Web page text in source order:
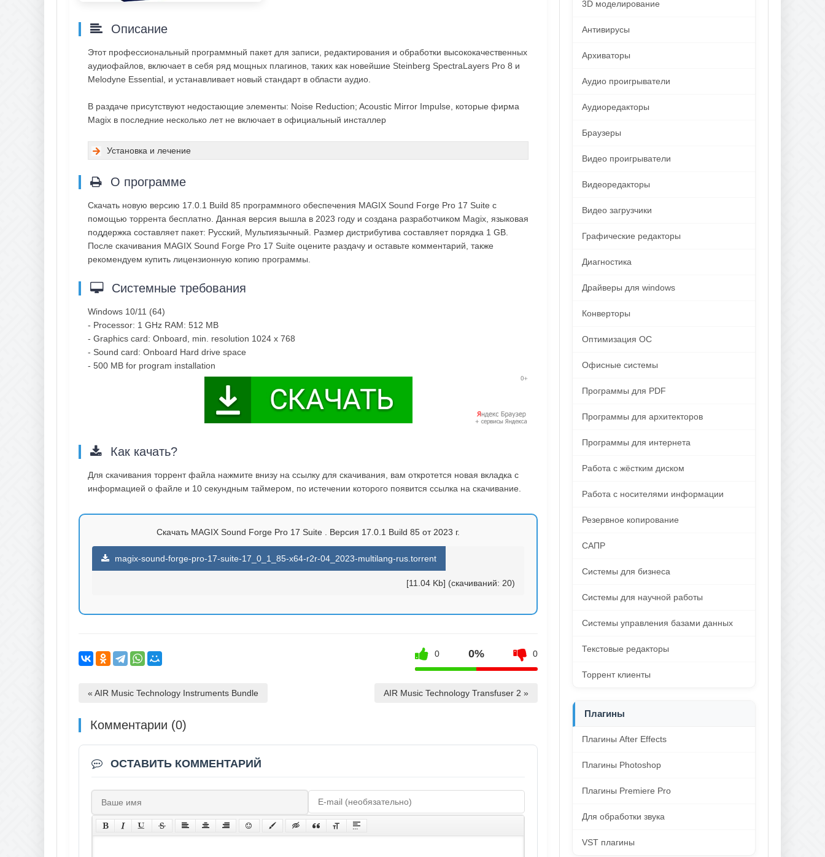
Описание
Этот профессиональный программный пакет для записи, редактирования и обработки высококачественных
аудиофайлов, включает в себя ряд мощных плагинов, таких как новейшие Steinberg SpectraLayers Pro 8 и
Melodyne Essential, и устанавливает новый стандарт в области аудио.
В раздаче присутствуют недостающие элементы: Noise Reduction; Acoustic Mirror Impulse, которые фирма
Magix в последние несколько лет не включает в официальный инсталлер
Установка и лечение
О программе
Скачать новую версию 17.0.1 Build 85 программного обеспечения MAGIX Sound Forge Pro 17 Suite с
помощью торрента бесплатно. Данная версия вышла в 2023 году и создана разработчиком Magix, языковая
поддержка составляет пакет: Русский, Мультиязычный. Размер дистрибутива составляет порядка 1 GB.
После скачивания MAGIX Sound Forge Pro 17 Suite оцените раздачу и оставьте комментарий, также
рекомендуем купить лицензионную копию программы.
Системные требования
Windows 10/11 (64)
- Processor: 1 GHz RAM: 512 MB
- Graphics card: Onboard, min. resolution 1024 x 768
- Sound card: Onboard Hard drive space
- 500 MB for program installation
Как качать?
Для скачивания торрент файла нажмите внизу на ссылку для скачивания, вам откротется новая вкладка с
информацией о файле и 10 секундным таймером, по истечении которого появится ссылка на скачивание.
Скачать MAGIX Sound Forge Pro 17 Suite . Версия 17.0.1 Build 85 от 2023 г.
magix-sound-forge-pro-17-suite-17_0_1_85-x64-r2r-04_2023-multilang-rus.torrent
[11.04 Kb] (cкачиваний: 20)
0 0% 0
« AIR Music Technology Instruments Bundle AIR Music Technology Transfuser 2 »
Комментарии (0)
ОСТАВИТЬ КОММЕНТАРИЙ
3D моделирование
Антивирусы
Архиваторы
Аудио проигрыватели
Аудиоредакторы
Браузеры
Видео проигрыватели
Видеоредакторы
Видео загрузчики
Графические редакторы
Диагностика
Драйверы для windows
Конверторы
Оптимизация ОС
Офисные системы
Программы для PDF
Программы для архитекторов
Программы для интернета
Работа с жёстким диском
Работа с носителями информации
Резервное копирование
САПР
Системы для бизнеса
Системы для научной работы
Системы управления базами данных
Текстовые редакторы
Торрент клиенты
Плагины
Плагины After Effects
Плагины Photoshop
Плагины Premiere Pro
Для обработки звука
VST плагины